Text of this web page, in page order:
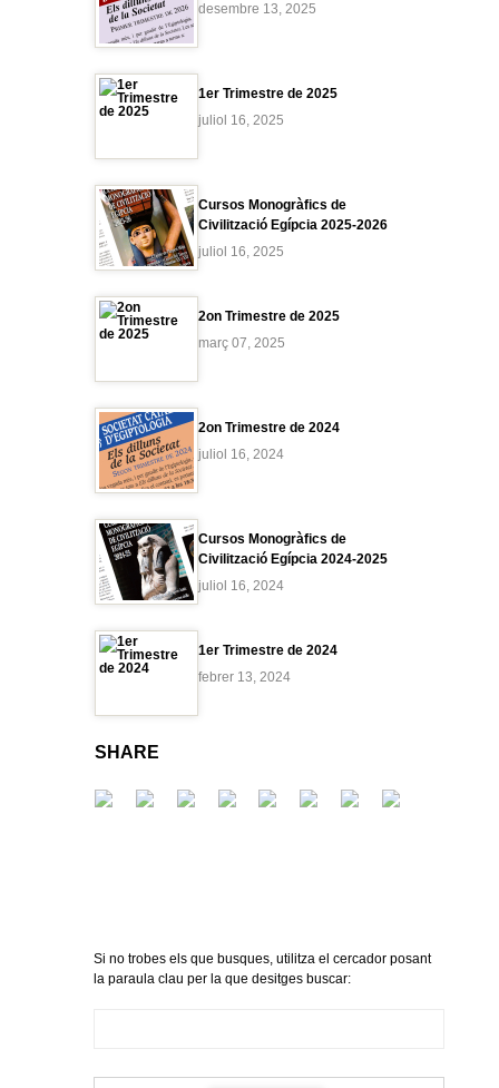
desembre 13, 2025
1er Trimestre de 2025
juliol 16, 2025
Cursos Monogràfics de
Civilització Egípcia 2025-2026
juliol 16, 2025
2on Trimestre de 2025
març 07, 2025
2on Trimestre de 2024
juliol 16, 2024
Cursos Monogràfics de
Civilització Egípcia 2024-2025
juliol 16, 2024
1er Trimestre de 2024
febrer 13, 2024
SHARE
Si no trobes els que busques, utilitza el cercador posant
la paraula clau per la que desitges buscar: